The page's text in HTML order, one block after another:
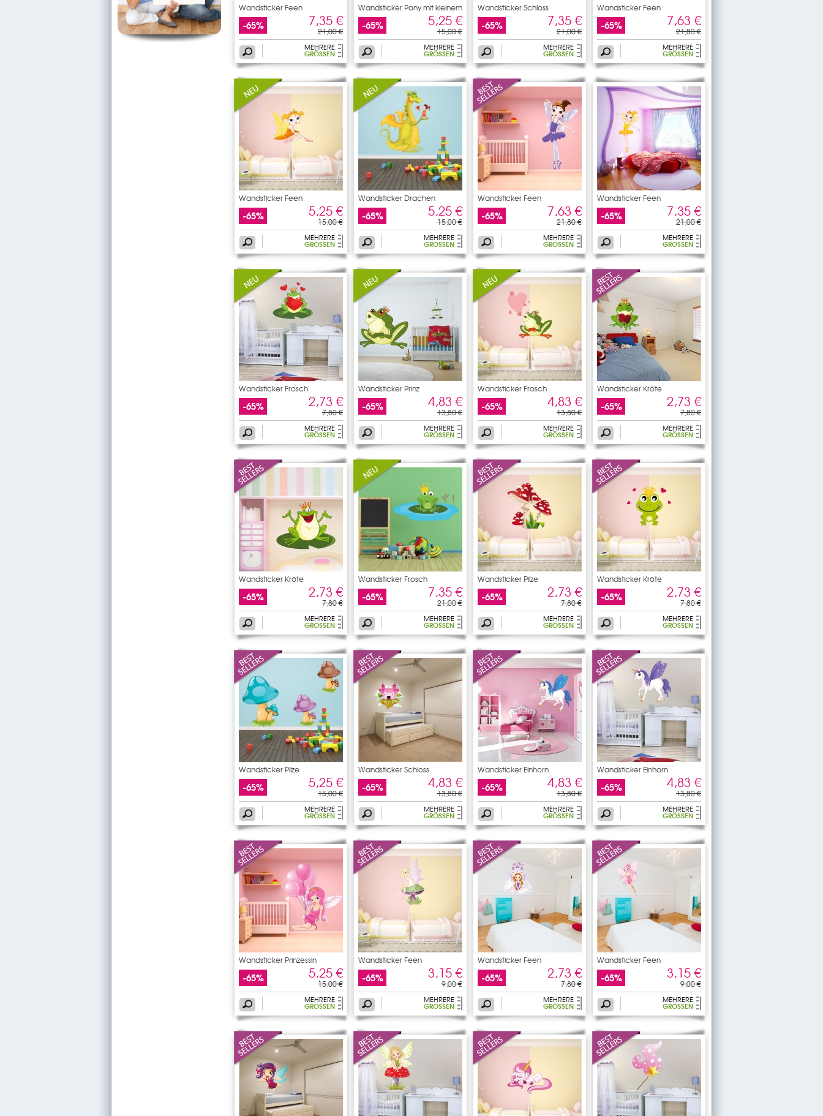
Wandsticker Feen
-65% 7,35 €
21,00 €
MEHRERE
GRÖSSEN
Wandsticker Pony mit kleinem
-65% 5,25 €
15,00 €
MEHRERE
GRÖSSEN
Wandsticker Schloss
-65% 7,35 €
21,00 €
MEHRERE
GRÖSSEN
Wandsticker Feen
-65% 7,63 €
21,80 €
MEHRERE
GRÖSSEN
Wandsticker Feen
-65% 5,25 €
15,00 €
MEHRERE
GRÖSSEN
Wandsticker Drachen
-65% 5,25 €
15,00 €
MEHRERE
GRÖSSEN
Wandsticker Feen
-65% 7,63 €
21,80 €
MEHRERE
GRÖSSEN
Wandsticker Feen
-65% 7,35 €
21,00 €
MEHRERE
GRÖSSEN
Wandsticker Frosch
-65% 2,73 €
7,80 €
MEHRERE
GRÖSSEN
Wandsticker Prinz
-65% 4,83 €
13,80 €
MEHRERE
GRÖSSEN
Wandsticker Frosch
-65% 4,83 €
13,80 €
MEHRERE
GRÖSSEN
Wandsticker Kröte
-65% 2,73 €
7,80 €
MEHRERE
GRÖSSEN
Wandsticker Kröte
-65% 2,73 €
7,80 €
MEHRERE
GRÖSSEN
Wandsticker Frosch
-65% 7,35 €
21,00 €
MEHRERE
GRÖSSEN
Wandsticker Pilze
-65% 2,73 €
7,80 €
MEHRERE
GRÖSSEN
Wandsticker Kröte
-65% 2,73 €
7,80 €
MEHRERE
GRÖSSEN
Wandsticker Pilze
-65% 5,25 €
15,00 €
MEHRERE
GRÖSSEN
Wandsticker Schloss
-65% 4,83 €
13,80 €
MEHRERE
GRÖSSEN
Wandsticker Einhorn
-65% 4,83 €
13,80 €
MEHRERE
GRÖSSEN
Wandsticker Einhorn
-65% 4,83 €
13,80 €
MEHRERE
GRÖSSEN
Wandsticker Prinzessin
-65% 5,25 €
15,00 €
MEHRERE
GRÖSSEN
Wandsticker Feen
-65% 3,15 €
9,00 €
MEHRERE
GRÖSSEN
Wandsticker Feen
-65% 2,73 €
7,80 €
MEHRERE
GRÖSSEN
Wandsticker Feen
-65% 3,15 €
9,00 €
MEHRERE
GRÖSSEN